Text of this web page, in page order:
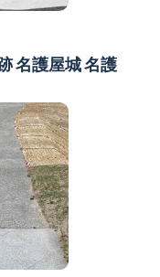
名護屋城名護